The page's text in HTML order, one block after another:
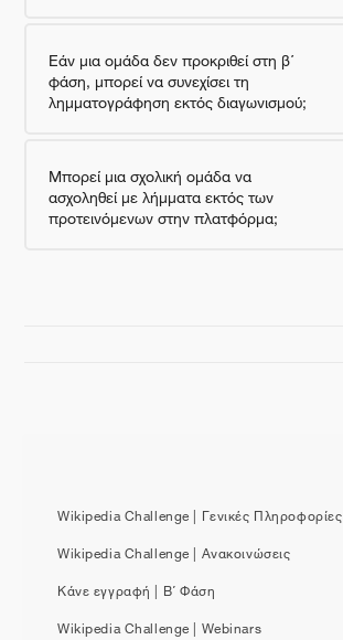
Εάν μια ομάδα δεν προκριθεί στη β΄
φάση, μπορεί να συνεχίσει τη
λημματογράφηση εκτός διαγωνισμού;
Μπορεί μια σχολική ομάδα να
ασχοληθεί με λήμματα εκτός των
προτεινόμενων στην πλατφόρμα;
Wikipedia Challenge | Γενικές Πληροφορίες
Wikipedia Challenge | Ανακοινώσεις
Κάνε εγγραφή | Β΄ Φάση
Wikipedia Challenge | Webinars